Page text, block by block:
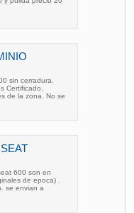
sin cerradura.
Certificado,
de la zona. No se
600 son en
de epoca) .
se envian a